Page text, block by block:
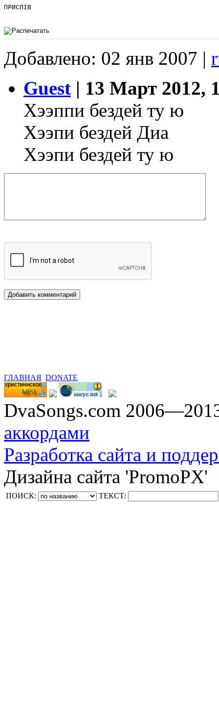
ПРИСПІВ
Добавлено: 02 янв 2007 |
Guest | 13 Март 2012,
Хээппи бездей ту ю
Хээпи бездей Диа
Хээпи бездей ту ю
ГЛАВНАЯ DONATE
DvaSongs.com
аккордами
Разработка сайта и
Дизайна сайта 'PromoPX'
ПОИСК: ТЕКСТ: